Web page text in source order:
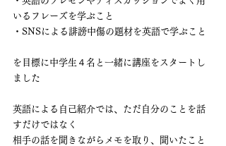
いるフレーズを学ぶこと
・SNSによる誹謗中傷の題材を英語で学ぶこと
を目標に中学生４名と一緒に講座をスタートし
ました
英語による自己紹介では、ただ自分のことを話
すだけではなく
相手の話を聞きながらメモを取り、聞いたこと